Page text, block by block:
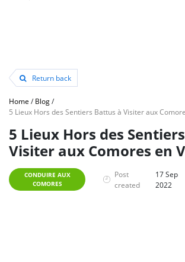
Return back
Home /Blog/
5 Lieux Hors des Sentiers Battus à Visiter aux
5 Lieux Hors des
Visiter aux Comores en
CONDUIRE AUX
COMORES
Post
created
17 Sep
2022